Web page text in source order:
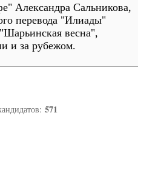
Александра Сальникова,
перевода "Илиады"
весна",
и за рубежом.
571